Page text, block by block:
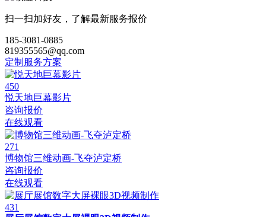
扫一扫加好友，了解最新服务报价
185-3081-0885
819355565@qq.com
定制服务方案
450
悦天地巨幕影片
咨询报价
在线观看
271
博物馆三维动画-飞夺泸定桥
咨询报价
在线观看
431